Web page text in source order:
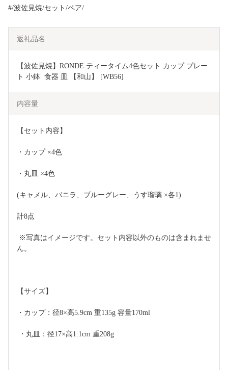
#/波佐見焼/セット/ペア/
返礼品名
【波佐見焼】RONDE ティータイム4色セット カップ プレー
ト 小鉢  食器 皿 【和山】 [WB56]
内容量
【セット内容】
・カップ ×4色
・丸皿 ×4色
(キャメル、バニラ、ブルーグレー、うす瑠璃 ×各1)
計8点
ん。
【サイズ】
・カップ：径8×高5.9cm 重135g 容量170ml
・丸皿：径17×高1.1cm 重208g